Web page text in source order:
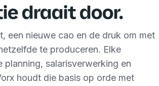
draait door.
een nieuwe cao en de druk om met
te produceren. Elke
planning, salarisverwerking en
houdt die basis op orde met